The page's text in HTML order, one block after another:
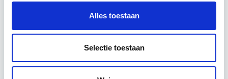
Alles toestaan
Selectie toestaan
Utrecht of online
18 lesdagen lesdag(en)